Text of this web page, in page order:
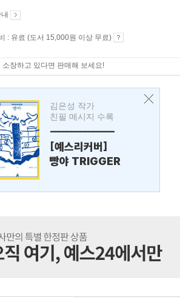
: 유료 (도서 15,000원 이상 무료)
소장하고 있다면 판매해 보세요!
김은성 작가
친필 메시지 수록
---------------
[예스리커버]
빵야 TRIGGER